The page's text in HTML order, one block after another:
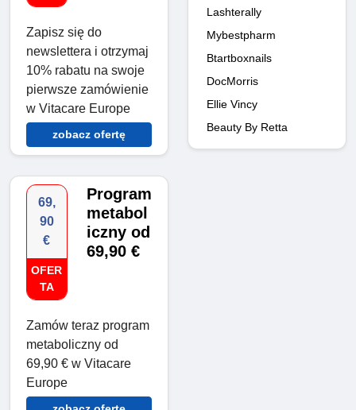
Zapisz się do
newslettera i otrzymaj
10% rabatu na swoje
pierwsze zamówienie
w Vitacare Europe
zobacz ofertę
69,
90
€
OFER
TA
Program
metabol
iczny od
69,90 €
Zamów teraz program
metaboliczny od
69,90 € w Vitacare
Europe
Lashterally
Mybestpharm
Btartboxnails
DocMorris
Ellie Vincy
Beauty By Retta